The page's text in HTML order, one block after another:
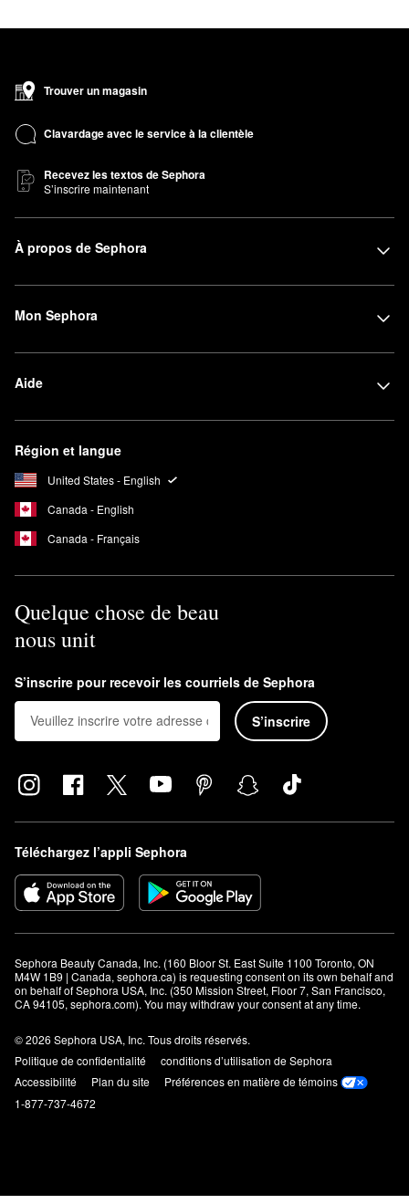
Trouver un magasin
Clavardage avec le service à la clientèle
Recevez les textos de Sephora
S’inscrire maintenant
À propos de Sephora
Mon Sephora
Aide
Région et langue
United States - English
Canada - English
Canada - Français
Quelque chose de beau
nous unit
S’inscrire pour recevoir les courriels de Sephora
S’inscrire
Téléchargez l’appli Sephora
Sephora Beauty Canada, Inc. (160 Bloor St. East Suite 1100 Toronto, ON
M4W 1B9 | Canada, sephora.ca) is requesting consent on its own behalf and
on behalf of Sephora USA, Inc. (350 Mission Street, Floor 7, San Francisco,
CA 94105, sephora.com). You may withdraw your consent at any time.
© 2026 Sephora USA, Inc. Tous droits réservés.
Politique de confidentialité
conditions d’utilisation de Sephora
Accessibilité
Plan du site
Préférences en matière de témoins
1-877-737-4672